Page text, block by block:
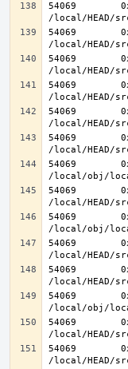
54069
54069
54069
54069
54069
54069
54069
54069
54069
54069
54069
54069
54069
54069